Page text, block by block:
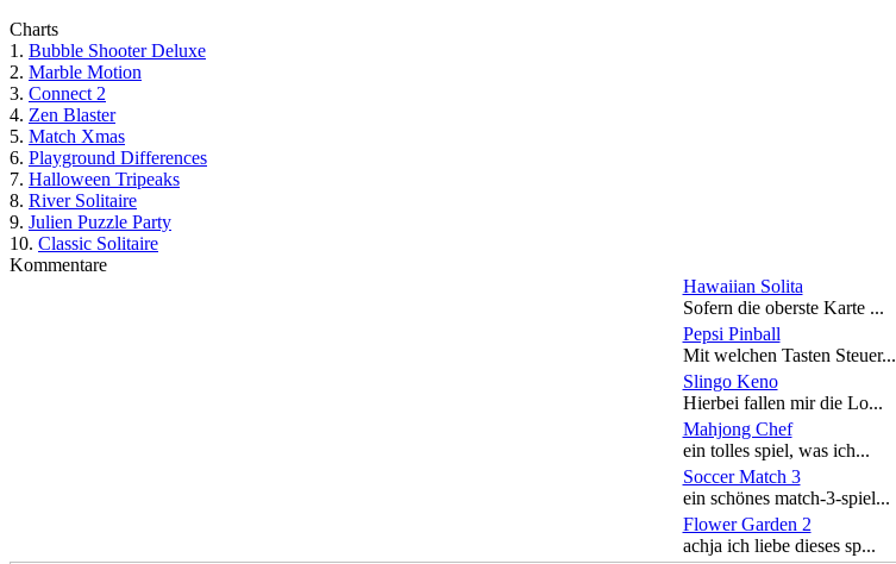
Charts
1. Bubble Shooter Deluxe
2. Marble Motion
3. Connect 2
4. Zen Blaster
5. Match Xmas
6. Playground Differences
7. Halloween Tripeaks
8. River Solitaire
9. Julien Puzzle Party
10. Classic Solitaire
Kommentare
Hawaiian Solita
Sofern die oberste Karte ...
Pepsi Pinball
Mit welchen Tasten Steuer...
Slingo Keno
Hierbei fallen mir die Lo...
Mahjong Chef
ein tolles spiel, was ich...
Soccer Match 3
ein schönes match-3-spiel...
Flower Garden 2
achja ich liebe dieses sp...